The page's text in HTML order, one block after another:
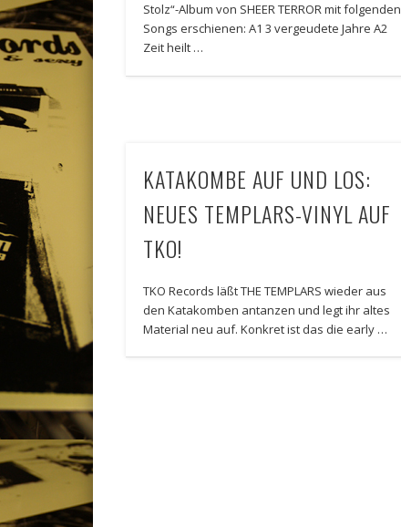
Stolz“-Album von SHEER TERROR mit folgenden
Songs erschienen: A1 3 vergeudete Jahre A2
Zeit heilt …
KATAKOMBE AUF UND LOS:
NEUES TEMPLARS-VINYL AUF
TKO!
TKO Records läßt THE TEMPLARS wieder aus
den Katakomben antanzen und legt ihr altes
Material neu auf. Konkret ist das die early …